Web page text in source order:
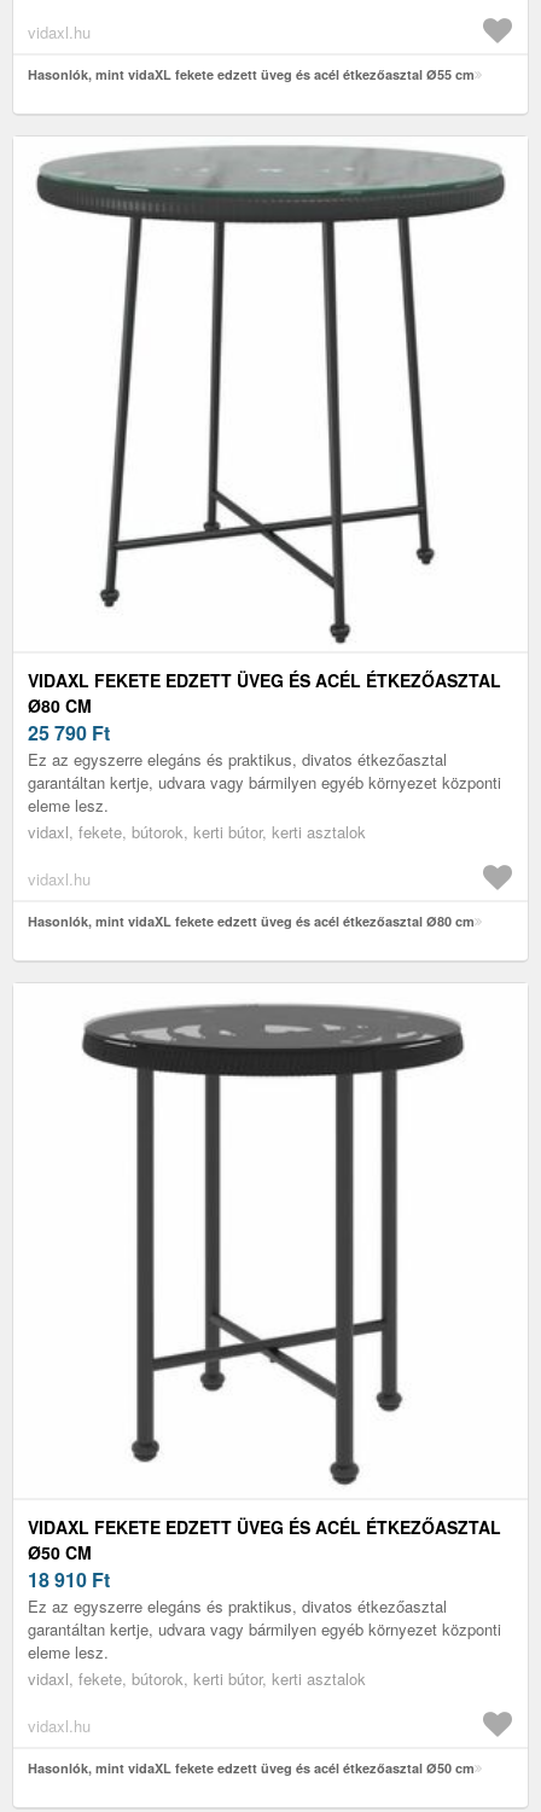
vidaxl.hu
Hasonlók, mint vidaXL fekete edzett üveg és acél étkezőasztal Ø55 cm
VIDAXL FEKETE EDZETT ÜVEG ÉS ACÉL ÉTKEZŐASZTAL
Ø80 CM
25 790 Ft
Ez az egyszerre elegáns és praktikus, divatos étkezőasztal
garantáltan kertje, udvara vagy bármilyen egyéb környezet központi
eleme lesz.
vidaxl, fekete, bútorok, kerti bútor, kerti asztalok
vidaxl.hu
Hasonlók, mint vidaXL fekete edzett üveg és acél étkezőasztal Ø80 cm
VIDAXL FEKETE EDZETT ÜVEG ÉS ACÉL ÉTKEZŐASZTAL
Ø50 CM
18 910 Ft
Ez az egyszerre elegáns és praktikus, divatos étkezőasztal
garantáltan kertje, udvara vagy bármilyen egyéb környezet központi
eleme lesz.
vidaxl, fekete, bútorok, kerti bútor, kerti asztalok
vidaxl.hu
Hasonlók, mint vidaXL fekete edzett üveg és acél étkezőasztal Ø50 cm